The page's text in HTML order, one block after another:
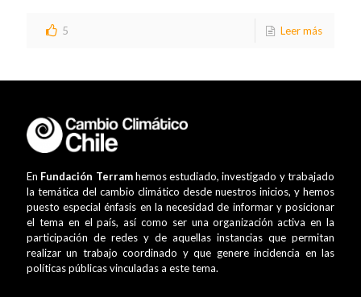
5 Leer más
En Fundación Terramhemos estudiado, investigado y trabajado
la temática del cambio climático desde nuestros inicios, y hemos
puesto especial énfasis en la necesidad de informar y posicionar
el tema en el país, así como ser una organización activa en la
participación de redes y de aquellas instancias que permitan
realizar un trabajo coordinado y que genere incidencia en las
políticas públicas vinculadas a este tema.